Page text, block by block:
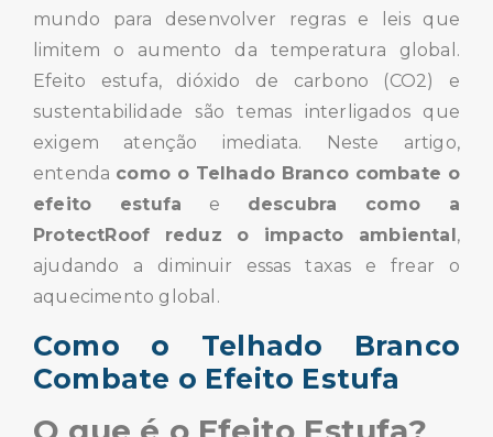
mundo para desenvolver regras e leis que
limitem o aumento da temperatura global.
Efeito estufa, dióxido de carbono (CO2) e
sustentabilidade são temas interligados que
exigem atenção imediata. Neste artigo,
entenda como o Telhado Branco combate o
efeito estufa e descubra como a
ProtectRoof reduz o impacto ambiental ,
ajudando a diminuir essas taxas e frear o
aquecimento global.
Como o Telhado Branco
Combate o Efeito Estufa